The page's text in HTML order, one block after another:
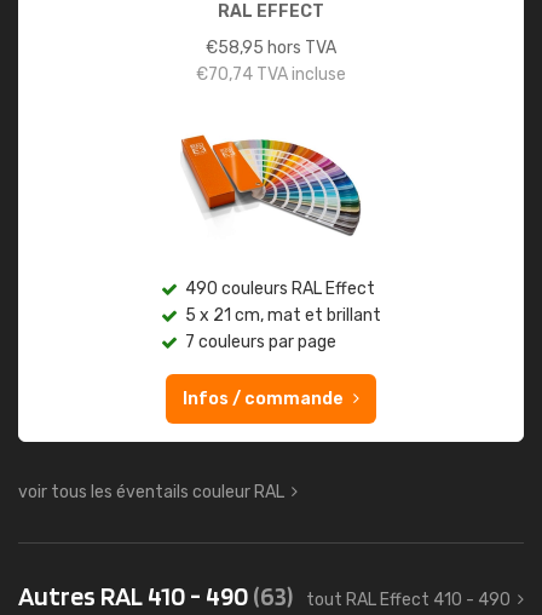
RAL EFFECT
€58,95 hors TVA
€70,74 TVA incluse
490 couleurs RAL Effect
5 x 21 cm, mat et brillant
7 couleurs par page
Infos / commande
voir tous les éventails couleur RAL
Autres RAL 410 - 490(63) tout RAL Effect 410 - 490